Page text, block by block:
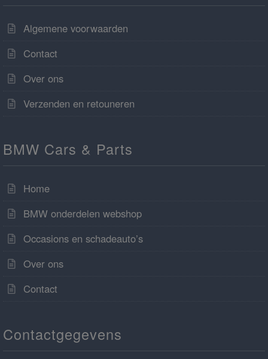
Algemene voorwaarden
Contact
Over ons
Verzenden en retouneren
BMW Cars & Parts
Home
BMW onderdelen webshop
Occasions en schadeauto’s
Over ons
Contact
Contactgegevens